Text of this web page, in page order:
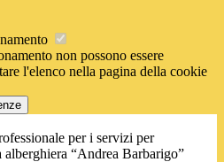
non possono essere
l'elenco nella pagina della cookie
per i servizi per
alberghiera “Andrea Barbarigo”